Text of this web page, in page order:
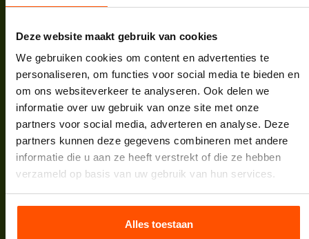
Deze website maakt gebruik van cookies
We gebruiken cookies om content en advertenties te
personaliseren, om functies voor social media te bieden en
om ons websiteverkeer te analyseren. Ook delen we
informatie over uw gebruik van onze site met onze
partners voor social media, adverteren en analyse. Deze
partners kunnen deze gegevens combineren met andere
informatie die u aan ze heeft verstrekt of die ze hebben
verzameld op basis van uw gebruik van hun services.
Alles toestaan
Vcompany B.V.
Korte Zuwe 2
3985 SM Werkhoven
Tel:088 398 5000
E-mail: info@vcompany.nl
KVK:62732498
BTW:NL854935447B01
Bank:NL64INGB0007974208